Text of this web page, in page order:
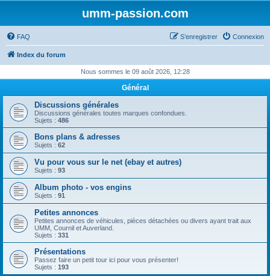
umm-passion.com
FAQ Connexion
S’enregistrer
Index du forum
Nous sommes le 09 août 2026, 12:28
Général
Discussions générales
Discussions générales toutes marques confondues.
Sujets : 486
Bons plans & adresses
Sujets : 62
Vu pour vous sur le net (ebay et autres)
Sujets : 93
Album photo - vos engins
Sujets : 91
Petites annonces
Petites annonces de véhicules, pièces détachées ou divers ayant trait aux
UMM, Cournil et Auverland.
Sujets : 331
Présentations
Passez faire un petit tour ici pour vous présenter!
Sujets : 193